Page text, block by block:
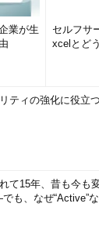
業が生
セルフサ
xcelとど
ティの強化に役立
て15年、昔も今も
も、なぜ“Active”な